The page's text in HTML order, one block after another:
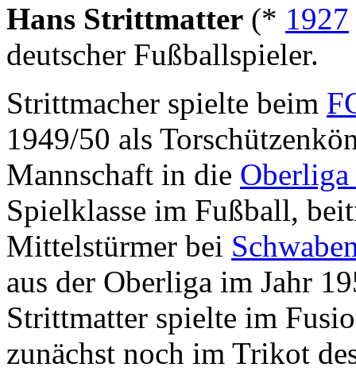
Hans Strittmatter (* 1927
deutscher Fußballspieler.
Strittmacher spielte beim
1949/50 als
Mannschaft in die Oberliga
Spielklasse im Fußball,
Mittelstürmer bei
aus der Oberliga im Jahr
Strittmatter spielte im
zunächst noch im Trikot